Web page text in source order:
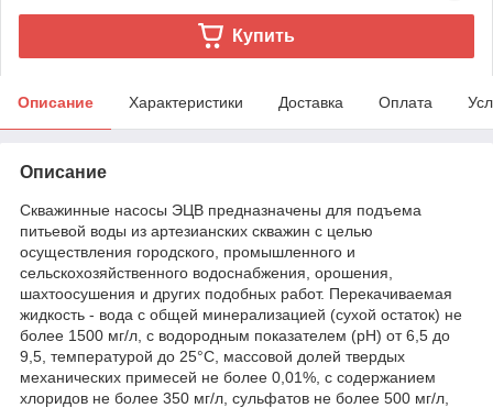
Купить
Описание Характеристики Доставка Оплата
Описание
Скважинные насосы ЭЦВ предназначены для подъема
питьевой воды из артезианских скважин с целью
осуществления городского, промышленного и
сельскохозяйственного водоснабжения, орошения,
шахтоосушения и других подобных работ. Перекачиваемая
жидкость - вода с общей минерализацией (сухой остаток) не
более 1500 мг/л, с водородным показателем (рН) от 6,5 до
9,5, температурой до 25°С, массовой долей твердых
механических примесей не более 0,01%, с содержанием
хлоридов не более 350 мг/л, сульфатов не более 500 мг/л,